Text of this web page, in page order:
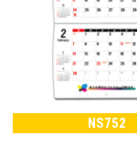
NS752